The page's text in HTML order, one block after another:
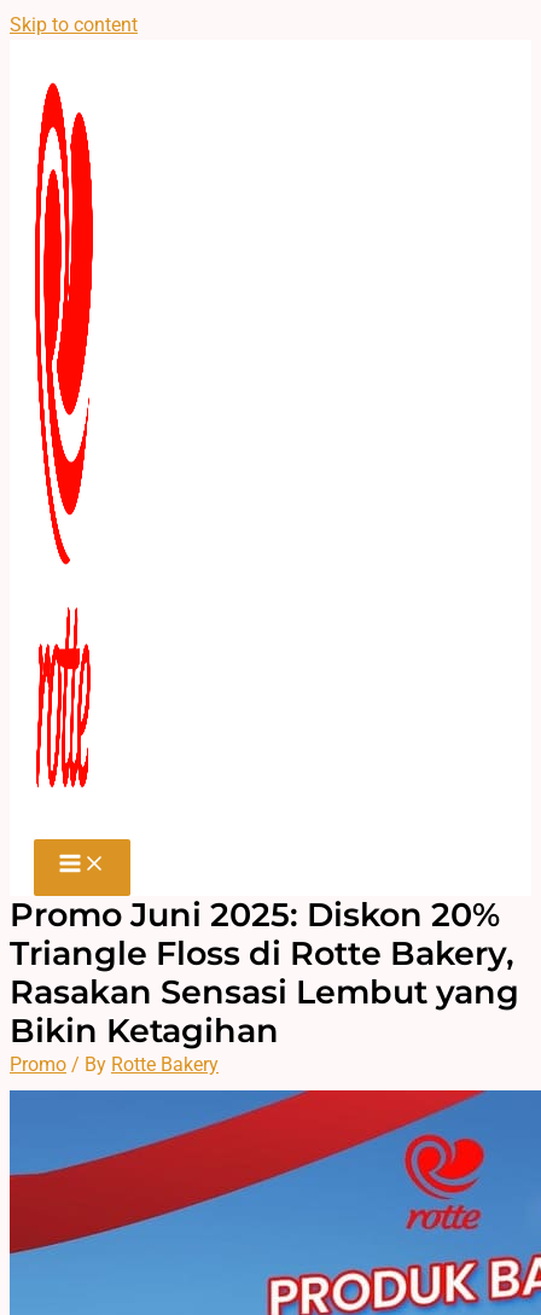
Skip to content
Promo Juni 2025: Diskon 20%
Triangle Floss di Rotte Bakery,
Rasakan Sensasi Lembut yang
Bikin Ketagihan
Promo / By Rotte Bakery